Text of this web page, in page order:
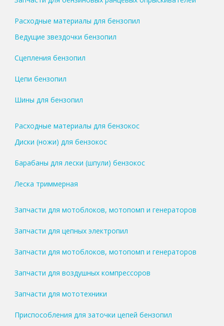
Расходные материалы для бензопил
Ведущие звездочки бензопил
Сцепления бензопил
Цепи бензопил
Шины для бензопил
Расходные материалы для бензокос
Диски (ножи) для бензокос
Барабаны для лески (шпули) бензокос
Леска триммерная
Запчасти для мотоблоков, мотопомп и генераторов
Запчасти для цепных электропил
Запчасти для мотоблоков, мотопомп и генераторов
Запчасти для воздушных компрессоров
Запчасти для мототехники
Приспособления для заточки цепей бензопил